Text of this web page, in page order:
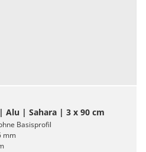
| Sahara | 3 x 90 cm
Basisprofil
mm